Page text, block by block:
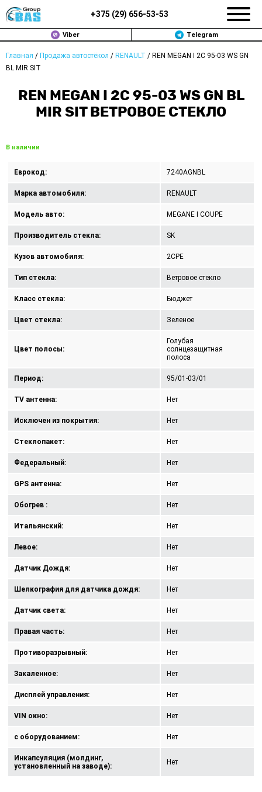
+375 (29) 656-53-53
Viber Telegram
Главная / Продажа автостёкол / RENAULT / REN MEGAN I 2C 95-03 WS GN
BL MIR SIT
REN MEGAN I 2C 95-03 WS GN BL
MIR SIT ВЕТРОВОЕ СТЕКЛО
В наличии
Еврокод: 7240AGNBL
Марка автомобиля: RENAULT
Модель авто: MEGANE I COUPE
Производитель стекла: SK
Кузов автомобиля: 2CPE
Тип стекла: Ветровое стекло
Класс стекла: Бюджет
Цвет стекла: Зеленое
Цвет полосы:
Голубая
солнцезащитная
полоса
Период: 95/01-03/01
TV антенна: Нет
Исключен из покрытия: Нет
Стеклопакет: Нет
Федеральный: Нет
GPS антенна: Нет
Обогрев : Нет
Итальянский: Нет
Левое: Нет
Датчик Дождя: Нет
Шелкография для датчика дождя: Нет
Датчик света: Нет
Правая часть: Нет
Противоразрывный: Нет
Закаленное: Нет
Дисплей управления: Нет
VIN окно: Нет
с оборудованием: Нет
Инкапсуляция (молдинг,
установленный на заводе):
Нет
ЗАМЕНА АВТОСТЕКОЛ В МИНСКЕ
ПРОДАЖА АВТОСТЁКОЛ
РЕМОНТ
ДОП. УСЛУГИ
ВОПРОС-ОТВЕТ
КОНТАКТЫ